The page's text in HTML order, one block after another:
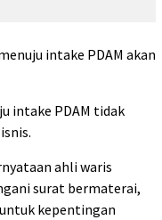
intake PDAM akan
intake PDAM tidak
ahli waris
surat bermaterai,
kepentingan